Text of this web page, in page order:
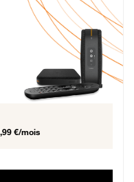
€ par mois, Engagement 12 mois
€/mois